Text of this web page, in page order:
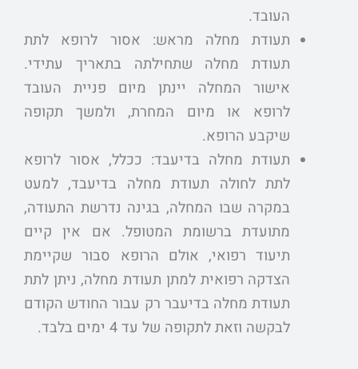
העובד.
תעודת מחלה מראש: אסור לרופא לתת
תעודת מחלה שתחילתה בתאריך עתידי.
אישור המחלה יינתן מיום פניית העובד
לרופא או מיום המחרת, ולמשך תקופה
שיקבע הרופא.
תעודת מחלה בדיעבד: ככלל, אסור לרופא
לתת לחולה תעודת מחלה בדיעבד, למעט
במקרה שבו המחלה, בגינה נדרשת התעודה,
מתועדת ברשומת המטופל. אם אין קיים
תיעוד רפואי, אולם הרופא סבור שקיימת
הצדקה רפואית למתן תעודת מחלה, ניתן לתת
תעודת מחלה בדיעבר רק עבור החודש הקודם
לבקשה וזאת לתקופה של עד 4 ימים בלבד.